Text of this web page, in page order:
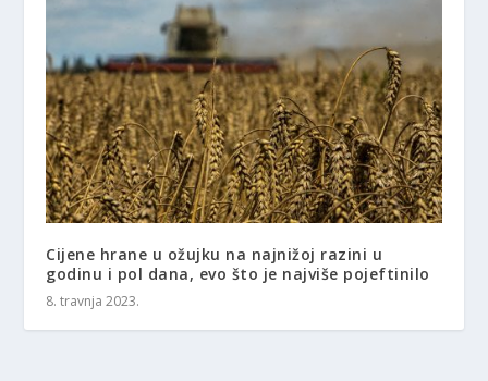
Cijene hrane u ožujku na najnižoj razini u
godinu i pol dana, evo što je najviše pojeftinilo
8. travnja 2023.